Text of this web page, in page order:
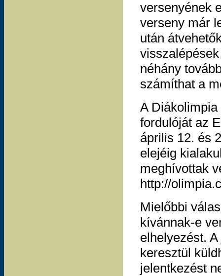
versenyének
verseny már
után
néhány
számíthat a
A
fordulóját az
április 12. és
elejéig
meghívottak
http://
Mielőbbi
kívánnak-e
elhelyezést.
keresztül
jelentkezést